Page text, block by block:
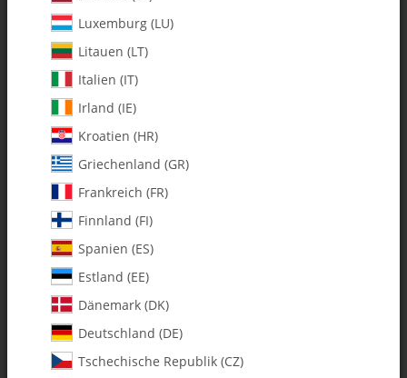
0298 Machined Delrin Bearing
Cups - Pack of 2
Artikelnummer:
Kategorie:Alle Artikel
Luxemburg (LU)
Litauen (LT)
Italien (IT)
Irland (IE)
Kroatien (HR)
Griechenland (GR)
Frankreich (FR)
Finnland (FI)
Spanien (ES)
Estland (EE)
Dänemark (DK)
Deutschland (DE)
Tschechische Republik (CZ)